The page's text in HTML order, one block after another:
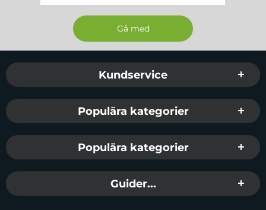
Sidfot Blandad info och länkar
Kundservice
Populära kategorier
Populära kategorier
Guider...